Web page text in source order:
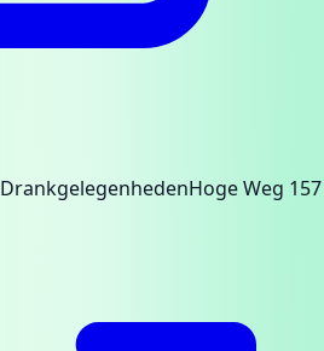
DrankgelegenhedenHoge Weg 157